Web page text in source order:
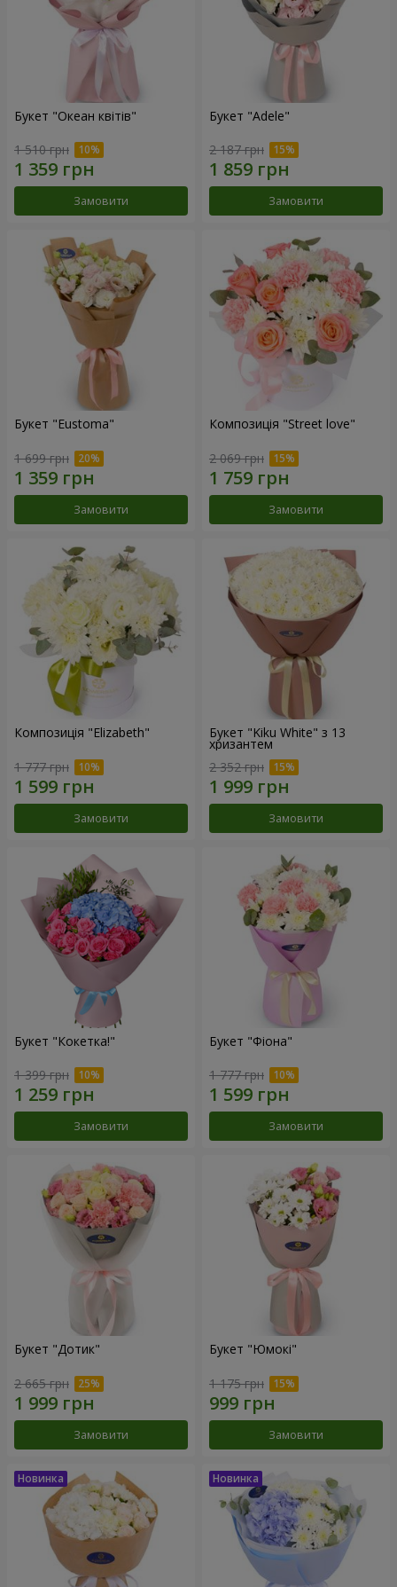
Букет "Океан квітів"
1 510 грн
Замовити
Букет "Adele"
2 187 грн
Замовити
Букет "Eustoma"
1 699 грн
Замовити
Композиція "Street love"
2 069 грн
Замовити
Композиція "Elizabeth"
1 777 грн
Замовити
Букет "Kiku White" з 13
хризантем
2 352 грн
Замовити
Букет "Кокетка!"
1 399 грн
Замовити
Букет "Фіона"
1 777 грн
Замовити
Букет "Дотик"
2 665 грн
Замовити
Букет "Юмокі"
1 175 грн
Замовити